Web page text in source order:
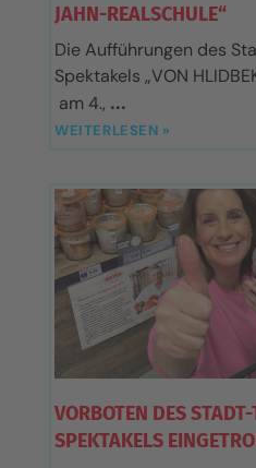
JAHN-REALSCHULE“
Die Aufführungen des
Spektakels „VON
am 4.,
WEITERLESEN »
VORBOTEN DES
SPEKTAKELS